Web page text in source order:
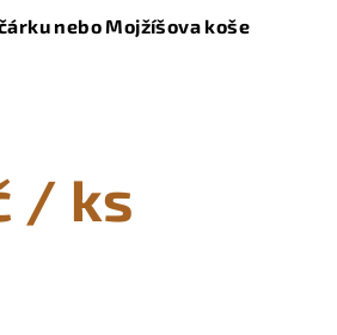
nebo Mojžíšova koše
/ ks